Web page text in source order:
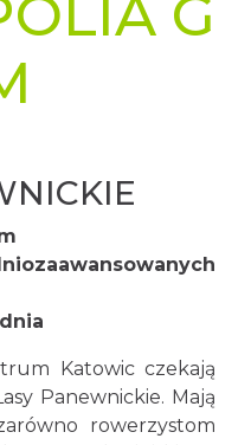
G
Katowic czekają
Panewnickie. Mają
rowerzystom